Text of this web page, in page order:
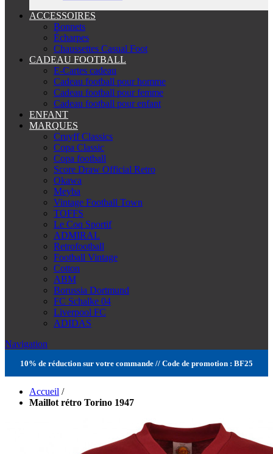
ACCESSOIRES
Bonnets
Écharpes
Chaussettes Casual Foot
CADEAU FOOTBALL
E-Cartes cadeau
Cadeau football pour homme
Cadeau football pour femme
Cadeau football pour enfant
ENFANT
MARQUES
Cruyff Classics
Copa Classic
Copa football
Score Draw Official Retro
Okawa
Meyba
Vintage Football Town
TOFFS
Le Coq Sportif
ADMIRAL
Retrofootball
Football Vintage
Cotton
ABM
Borussia Dortmund
FC Schalke 04
Liverpool FC
ADIDAS
Navigation
10% de réduction sur votre commande // Code de promotion : BF25
Accueil /
Maillot rétro Torino 1947